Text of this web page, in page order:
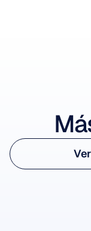
Insight